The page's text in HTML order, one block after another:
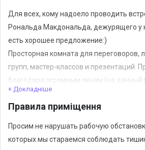
Для всех, кому надоело проводить
Рональда Макдональда, дежурящего у
есть хорошее предложение:)
Просторная комната для переговоров,
групп, мастер-классов и презентаций.
благодаря огромным окнам (на данный
присутствуют живые растения,которые
такой скучной:)), маркерная доска и
+ Докладніше
Правила приміщення
Просим не нарушать рабочую
которых мы стараемся соблюдать